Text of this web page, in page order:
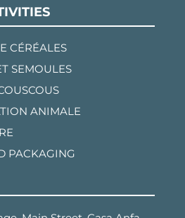
CÉRÉALES
SEMOULES
ANIMALE
PACKAGING